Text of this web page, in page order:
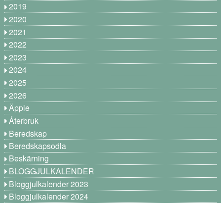
2019
2020
2021
2022
2023
2024
2025
2026
Äpple
Återbruk
Beredskap
Beredskapsodla
Beskärning
BLOGGJULKALENDER
Bloggjulkalender 2023
Bloggjulkalender 2024